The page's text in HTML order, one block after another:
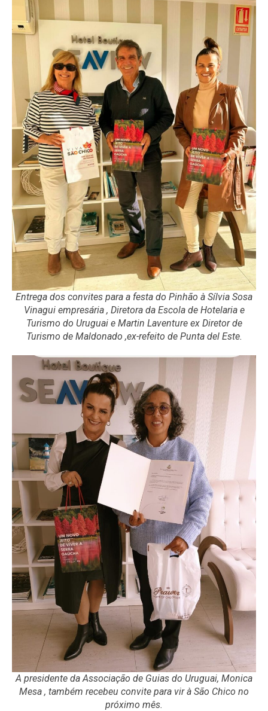
Entrega dos convites para a festa do Pinhão à Sílvia Sosa
Vinagui empresária , Diretora da Escola de Hotelaria e
Turismo do Uruguai e Martin Laventure ex Diretor de
Turismo de Maldonado ,ex-refeito de Punta del Este.
A presidente da Associação de Guias do Uruguai, Monica
Mesa , também recebeu convite para vir à São Chico no
próximo mês.